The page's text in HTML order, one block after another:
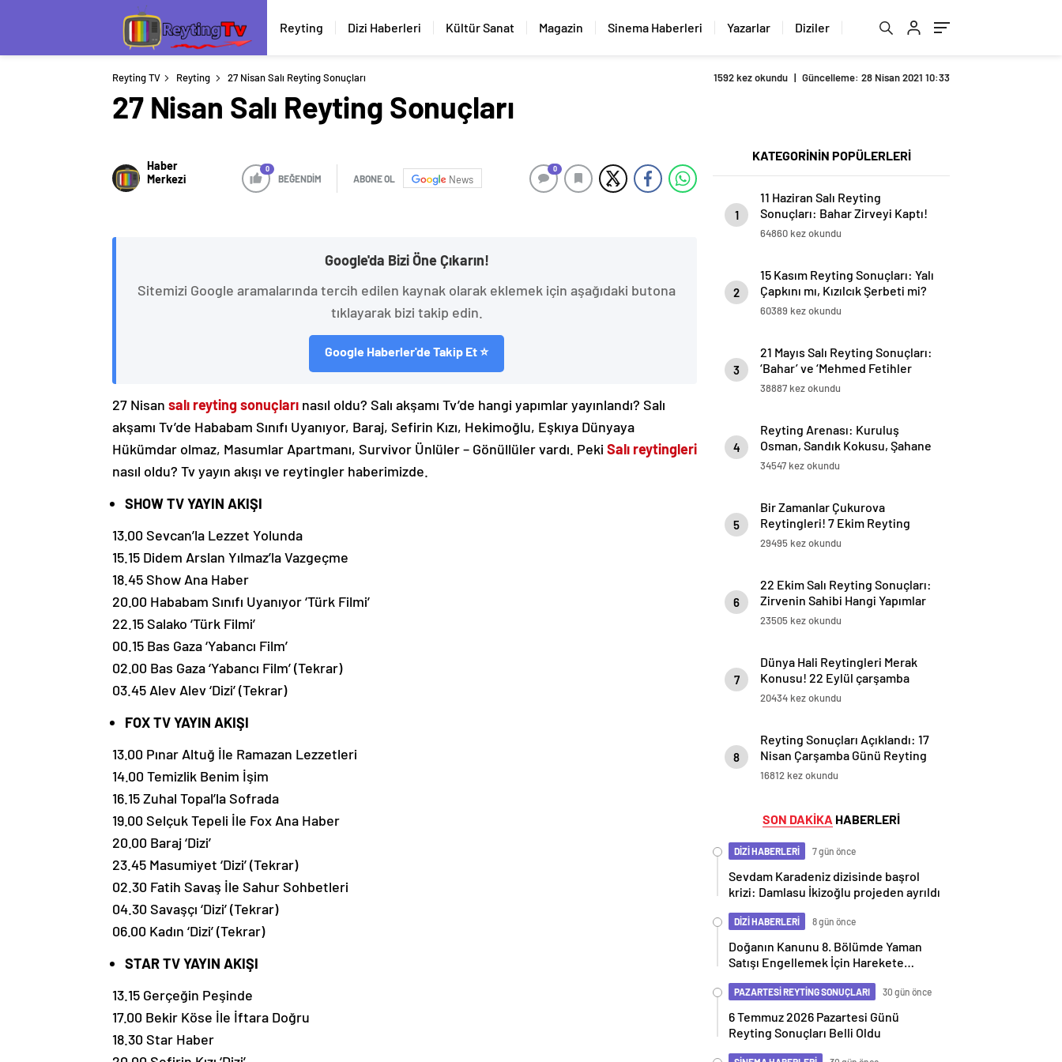
Reyting Dizi Haberleri Kültür Sanat Magazin Sinema Haberleri Yazarlar Diziler
Reyting TV Reyting 27 Nisan Salı Reyting Sonuçları 1592 kez okundu | Güncelleme: 28 Nisan 2021 10:33
27 Nisan Salı Reyting Sonuçları
Haber
Merkezi
0
BEĞENDİM ABONE OL News
0
Google'da Bizi Öne Çıkarın!
Sitemizi Google aramalarında tercih edilen kaynak olarak eklemek için aşağıdaki butona
tıklayarak bizi takip edin.
Google Haberler'de Takip Et ⭐
27 Nisan salı reyting sonuçları nasıl oldu? Salı akşamı Tv’de hangi yapımlar yayınlandı? Salı
akşamı Tv’de Hababam Sınıfı Uyanıyor, Baraj, Sefirin Kızı, Hekimoğlu, Eşkıya Dünyaya
Hükümdar olmaz, Masumlar Apartmanı, Survivor Ünlüler – Gönüllüler vardı. Peki Salı reytingleri
nasıl oldu? Tv yayın akışı ve reytingler haberimizde.
SHOW TV YAYIN AKIŞI
13.00 Sevcan’la Lezzet Yolunda
15.15 Didem Arslan Yılmaz’la Vazgeçme
18.45 Show Ana Haber
20.00 Hababam Sınıfı Uyanıyor ‘Türk Filmi’
22.15 Salako ‘Türk Filmi’
00.15 Bas Gaza ‘Yabancı Film’
02.00 Bas Gaza ‘Yabancı Film’ (Tekrar)
03.45 Alev Alev ‘Dizi’ (Tekrar)
FOX TV YAYIN AKIŞI
13.00 Pınar Altuğ İle Ramazan Lezzetleri
14.00 Temizlik Benim İşim
16.15 Zuhal Topal’la Sofrada
19.00 Selçuk Tepeli İle Fox Ana Haber
20.00 Baraj ‘Dizi’
23.45 Masumiyet ‘Dizi’ (Tekrar)
02.30 Fatih Savaş İle Sahur Sohbetleri
04.30 Savaşçı ‘Dizi’ (Tekrar)
06.00 Kadın ‘Dizi’ (Tekrar)
STAR TV YAYIN AKIŞI
13.15 Gerçeğin Peşinde
17.00 Bekir Köse İle İftara Doğru
18.30 Star Haber
KATEGORİNİN POPÜLERLERİ
1
11 Haziran Salı Reyting
Sonuçları: Bahar Zirveyi Kaptı!
64860 kez okundu
2
15 Kasım Reyting Sonuçları: Yalı
Çapkını mı, Kızılcık Şerbeti mi?
60389 kez okundu
3
21 Mayıs Salı Reyting Sonuçları:
‘Bahar’ ve ‘Mehmed Fetihler
Sultanı’ Zirvede!
38887 kez okundu
4
Reyting Arenası: Kuruluş
Osman, Sandık Kokusu, Şahane
Hayatım Hangi Sıralamada? 24
34547 kez okundu
5
Bir Zamanlar Çukurova
Reytingleri! 7 Ekim Reyting
Sonuçları
29495 kez okundu
6
22 Ekim Salı Reyting Sonuçları:
Zirvenin Sahibi Hangi Yapımlar
Oldu?
23505 kez okundu
7
Dünya Hali Reytingleri Merak
Konusu! 22 Eylül çarşamba
reyting sonuçları
20434 kez okundu
8
Reyting Sonuçları Açıklandı: 17
Nisan Çarşamba Günü Reyting
Listesi
16812 kez okundu
SON DAKİKA HABERLERİ
DİZİ HABERLERİ 7 gün önce
Sevdam Karadeniz dizisinde başrol
krizi: Damlasu İkizoğlu projeden ayrıldı
DİZİ HABERLERİ 8 gün önce
Doğanın Kanunu 8. Bölümde Yaman
Satışı Engellemek İçin Harekete
PAZARTESİ REYTİNG SONUÇLARI 30 gün önce
6 Temmuz 2026 Pazartesi Günü
Reyting Sonuçları Belli Oldu